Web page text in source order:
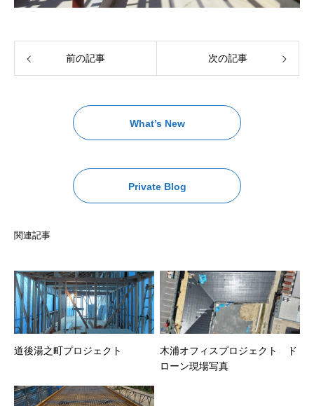
前の記事 次の記事
What’s New
Private Blog
関連記事
道後湯之町プロジェクト
木浦オフィスプロジェクト ド
ローン現場写真